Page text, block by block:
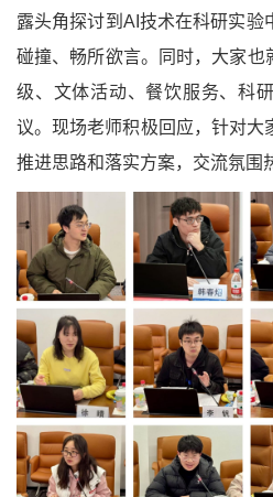
露头角探讨到AI技术在科研实验
碰撞、畅所欲言。同时，大家也
级、文体活动、餐饮服务、科
议。现场老师积极回应，针对大
推进思路和落实方案，交流氛围